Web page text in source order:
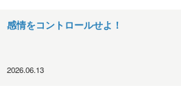
感情をコントロールせよ！
2026.06.13